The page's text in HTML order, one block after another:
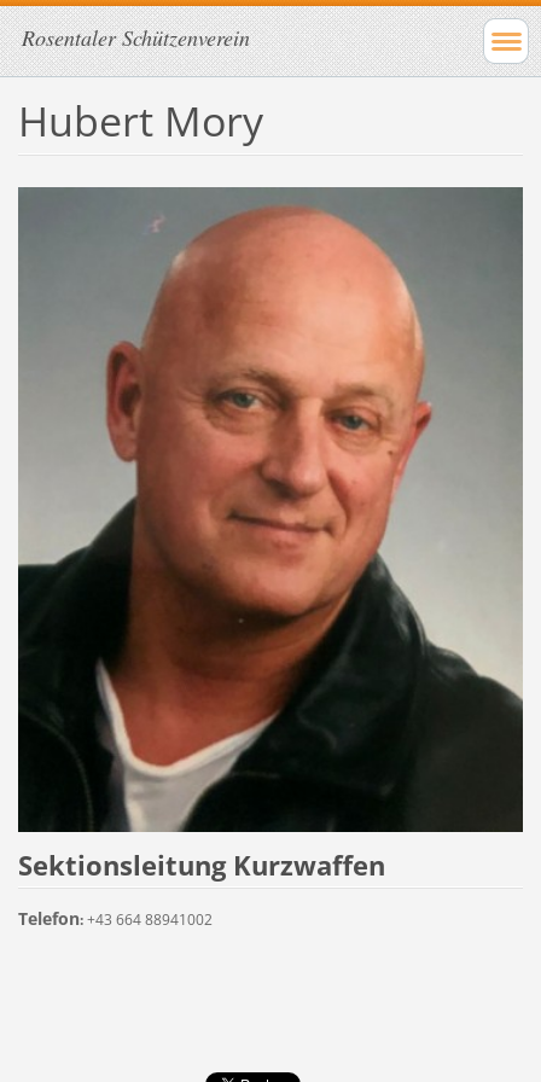
Rosentaler Schützenverein
Hubert Mory
Sektionsleitung Kurzwaffen
Telefon:+43 664 88941002